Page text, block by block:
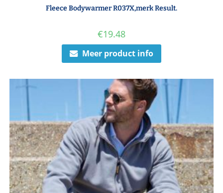
Fleece Bodywarmer R037X,merk Result.
€19.48
Meer product info